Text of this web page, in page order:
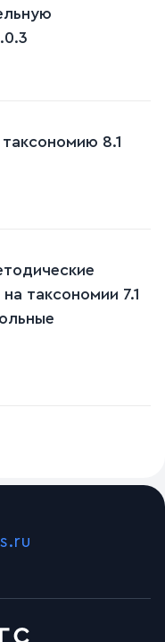
8.1
таксономии 7.1